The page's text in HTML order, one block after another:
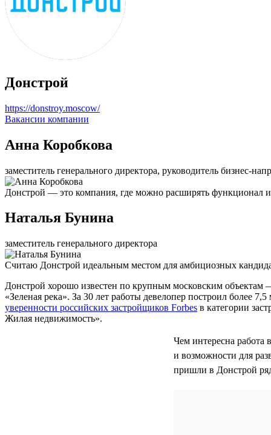
Донстрой
https://donstroy.moscow/
Вакансии компании
Анна Коробкова
заместитель генерального директора, руководитель бизнес-
Донстрой — это компания, где можно расширять функционал
Наталья Бунина
заместитель генерального директора
Считаю Донстрой идеальным местом для амбициозных
Донстрой хорошо известен по крупным московским
«Зеленая река». За 30 лет работы девелопер построил более
уверенности российских застройщиков Forbes в категории
Жилая недвижимость».
Чем интересна работа
и возможности для
пришли в Донстрой